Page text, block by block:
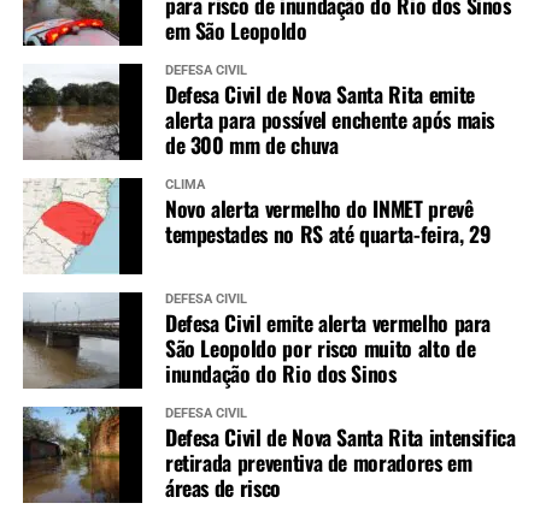
em São Leopoldo
DEFESA CIVIL
Defesa Civil de Nova Santa Rita emite
alerta para possível enchente após mais
de 300 mm de chuva
CLIMA
Novo alerta vermelho do INMET prevê
tempestades no RS até quarta-feira, 29
DEFESA CIVIL
Defesa Civil emite alerta vermelho para
São Leopoldo por risco muito alto de
inundação do Rio dos Sinos
DEFESA CIVIL
Defesa Civil de Nova Santa Rita intensifica
retirada preventiva de moradores em
áreas de risco